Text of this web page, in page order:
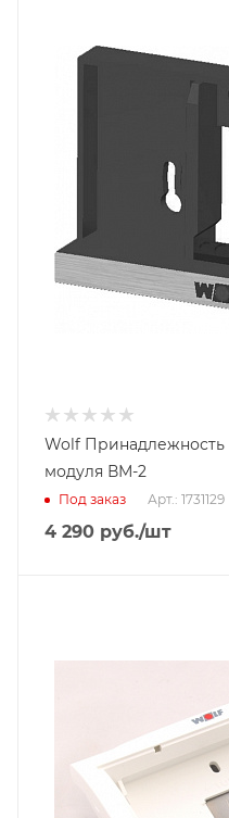
Wolf Принадлежность
модуля ВМ-2
Под заказ Арт.: 1731129
4 290 руб./шт